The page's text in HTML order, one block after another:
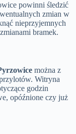
powinni śledzić
zmian w
nieprzyjemnych
bramek.
można z
Witryna
godzin
opóźnione czy już